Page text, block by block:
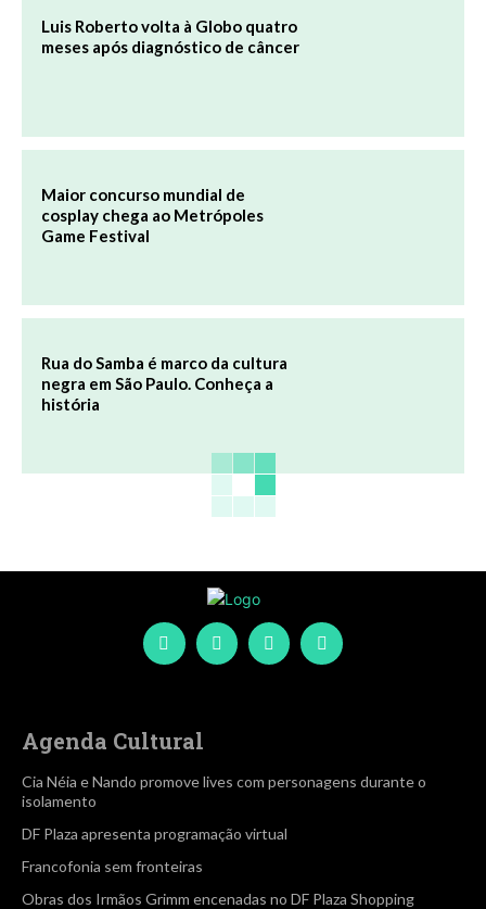
Luis Roberto volta à Globo quatro
meses após diagnóstico de câncer
Maior concurso mundial de
cosplay chega ao Metrópoles
Game Festival
Rua do Samba é marco da cultura
negra em São Paulo. Conheça a
história
Agenda Cultural
Cia Néia e Nando promove lives com personagens durante o
isolamento
DF Plaza apresenta programação virtual
Francofonia sem fronteiras
Obras dos Irmãos Grimm encenadas no DF Plaza Shopping